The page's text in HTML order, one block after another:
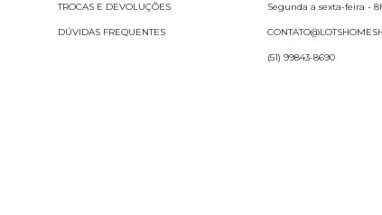
TROCAS E DEVOLUÇÕES
DÚVIDAS FREQUENTES
Segunda a sexta-feira -
(51) 99843-8690